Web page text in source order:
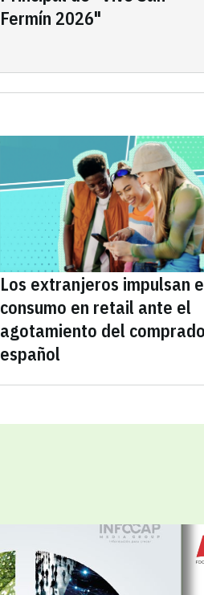
Fermín 2026"
Los extranjeros impulsan
consumo en retail ante el
agotamiento del
español